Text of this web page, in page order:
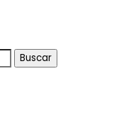
Buscar